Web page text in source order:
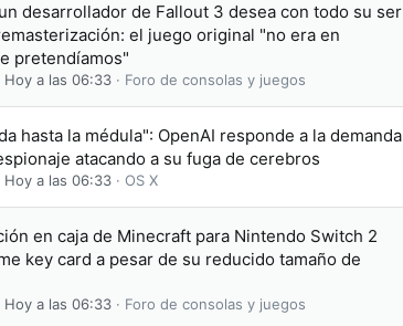
desarrollador de Fallout 3 desea con todo su ser
el juego original "no era en
pretendíamos"
Hoy a las 06:33 Foro de consolas y juegos
hasta la médula": OpenAI responde a la demanda
atacando a su fuga de cerebros
Hoy a las 06:33 OS X
en caja de Minecraft para Nintendo Switch 2
key card a pesar de su reducido tamaño de
Hoy a las 06:33 Foro de consolas y juegos